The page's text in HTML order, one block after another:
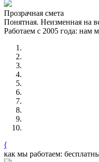
Прозрачная смета
Понятная. Неизменная на
Работаем с 2005 года: нам
⟨
как мы работаем: